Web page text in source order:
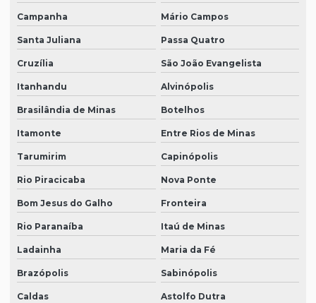
Campanha Mário Campos
Santa Juliana Passa Quatro
Cruzília São João Evangelista
Itanhandu Alvinópolis
Brasilândia de Minas Botelhos
Itamonte Entre Rios de Minas
Tarumirim Capinópolis
Rio Piracicaba Nova Ponte
Bom Jesus do Galho Fronteira
Rio Paranaíba Itaú de Minas
Ladainha Maria da Fé
Brazópolis Sabinópolis
Caldas Astolfo Dutra